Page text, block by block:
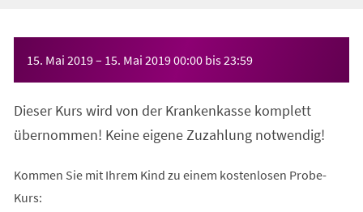
15. Mai 2019– 15. Mai 201900:00 bis23:59
Dieser Kurs wird von der Krankenkasse komplett
übernommen! Keine eigene Zuzahlung notwendig!
Kommen Sie mit Ihrem Kind zu einem kostenlosen Probe-
Kurs: